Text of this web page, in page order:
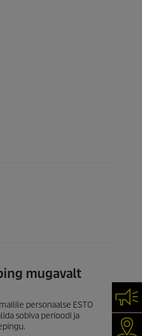
mugavalt
personaalse ESTO
sobiva perioodi ja